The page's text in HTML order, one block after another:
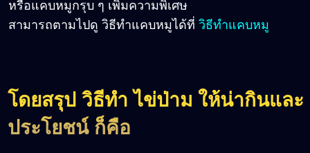
หรือแคบหมูกรุบ ๆ เพิ่มความพิเศษ
สามารถตามไปดู วิธีทำแคบหมูได้ที่ วิธีทำแคบหมู
โดยสรุป วิธีทำ ไข่ป่าม ให้น่ากินและ
ประโยชน์ ก็คือ